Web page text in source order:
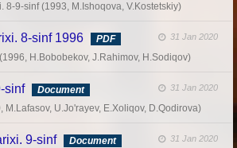
8-9-sinf (1993, M.Ishoqova, V.Kostetskiy)
8-sinf 1996 PDF 31 Jan 2020
H.Bobobekov, J.Rahimov, H.Sodiqov)
sinf Document 31 Jan 2020
M.Lafasov, U.Jo'rayev, E.Xoliqov, D.Qodirova)
9-sinf Document 31 Jan 2020